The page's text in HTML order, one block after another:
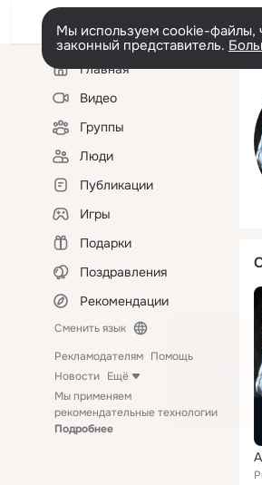
Мы используем cookie-файлы,
законный представитель.
Левая
колонкаГлавная
Видео
Группы
Люди
Публикации
Игры
Подарки
Поздравления
Рекомендации
Сменить язык
Рекламодателям Помощь
Новости Ещё
Мы применяем
рекомендательные технологии
Подробнее